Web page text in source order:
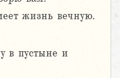
жизнь вечную.
в пустыне и